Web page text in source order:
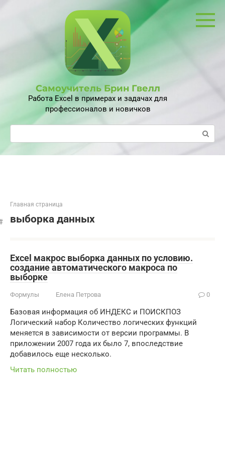
Самоучитель Брин Гвелл
Работа Excel в примерах и задачах для
профессионалов и новичков
Поиск:
Главная страница
выборка данных
Excel макрос выборка данных по условию.
создание автоматического макроса по
выборке
Формулы Елена Петрова 0
Базовая информация об ИНДЕКС и ПОИСКПОЗ
Логический набор Количество логических функций
меняется в зависимости от версии программы. В
приложении 2007 года их было 7, впоследствие
добавилось еще несколько.
Читать полностью